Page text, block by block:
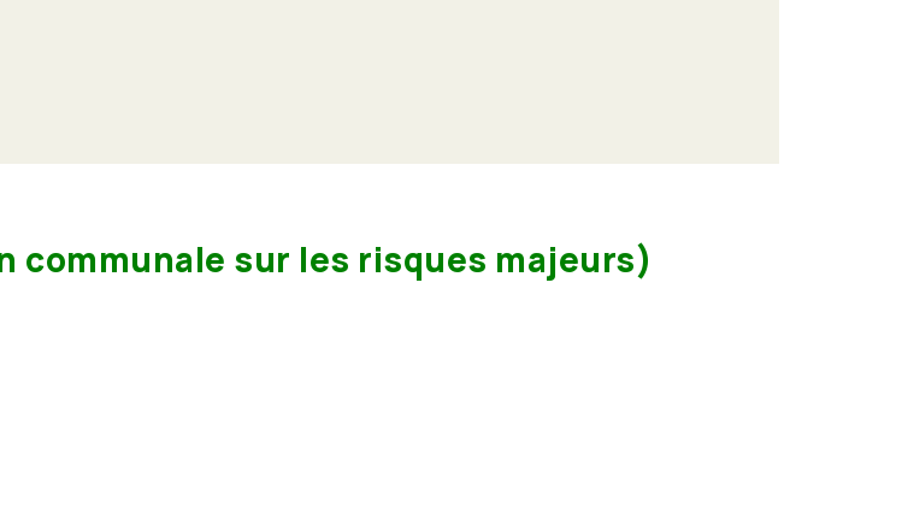
communale sur les risques majeurs)